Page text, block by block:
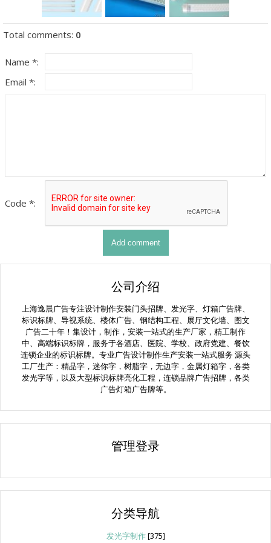
Total comments: 0
Name *:
Email *:
Code *:
公司介绍
上海逸晨广告专注设计制作安装门头招牌、发光字、灯箱广告牌、
标识标牌、导视系统、楼体广告、钢结构工程、展厅文化墙、图文
广告二十年！集设计，制作，安装一站式的生产厂家，精工制作
中、高端标识标牌，服务于各酒店、医院、学校、政府党建、餐饮
连锁企业的标识标牌。专业广告设计制作生产安装一站式服务 源头
工厂生产：精品字，迷你字，树脂字，无边字，金属灯箱字，各类
发光字等，以及大型标识标牌亮化工程，连锁品牌广告招牌，各类
广告灯箱广告牌等。
管理登录
分类导航
发光字制作[375]